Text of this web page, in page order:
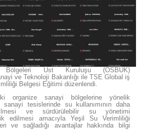
Bölgeleri Üst Kuruluşu (OSBÜK)
ve Teknoloji Bakanlığı ile TSE Global iş
Belgesi Eğitimi düzenlendi.
organize sanayi bölgelerine yönelik
sanayi tesislerinde su kullanımının daha
ve sürdürülebilir su yönetimi
edilmesi amacıyla Yeşil Su Verimliliği
ve sağladığı avantajlar hakkında bilgi